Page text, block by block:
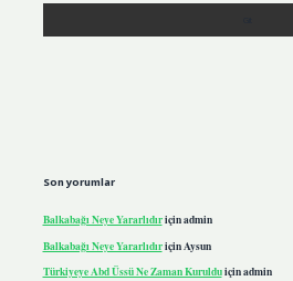
Son yorumlar
Balkabağı Neye Yararlıdıriçinadmin
Balkabağı Neye Yararlıdıriçin Aysun
Türkiyeye Abd Üssü Ne Zaman Kurulduiçinadmin